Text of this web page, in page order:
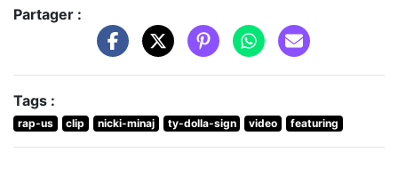
Partager :
Tags :
rap-us clip nicki-minaj ty-dolla-sign video featuring